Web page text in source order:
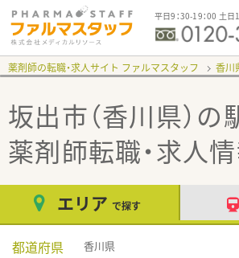
平日9：30-19：00 土日
薬剤師の転職・求人サイト ファルマスタッフ 香川
坂出市（香川県）の
薬剤師転職・求人
エリア で探す
都道府県 香川県